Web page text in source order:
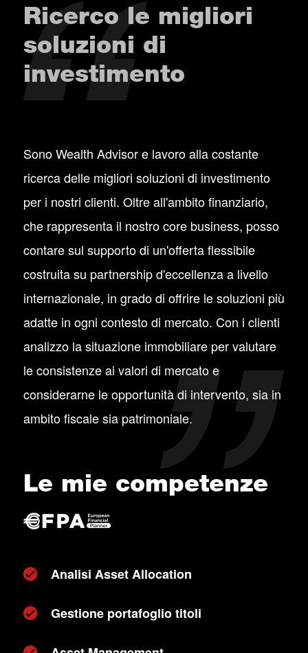
Ricerco le migliori
soluzioni di
investimento
Sono Wealth Advisor e lavoro alla costante
ricerca delle migliori soluzioni di investimento
per i nostri clienti. Oltre all'ambito finanziario,
che rappresenta il nostro core business, posso
contare sul supporto di un'offerta flessibile
costruita su partnership d'eccellenza a livello
internazionale, in grado di offrire le soluzioni più
adatte in ogni contesto di mercato. Con i clienti
analizzo la situazione immobiliare per valutare
le consistenze ai valori di mercato e
considerarne le opportunità di intervento, sia in
ambito fiscale sia patrimoniale.
Le mie competenze
Analisi Asset Allocation
Gestione portafoglio titoli